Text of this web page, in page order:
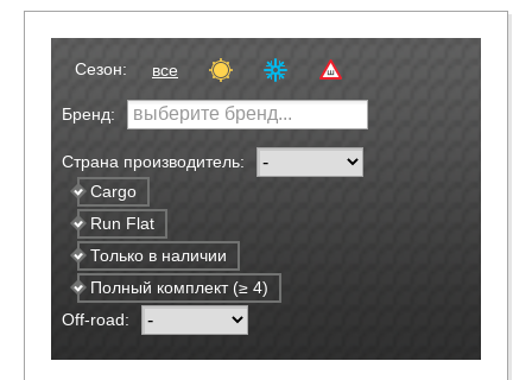
Сезон: все
Бренд:
Страна производитель:
Cargo
Run Flat
Только в наличии
Полный комплект (≥ 4)
Off-road: